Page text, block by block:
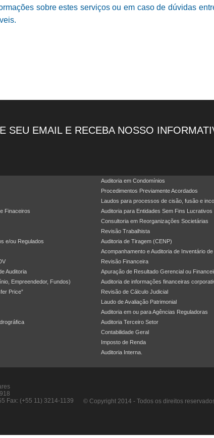
sobre estes serviços ou em caso de dúvidas
SEU EMAIL E RECEBA NOSSO
Auditoria em Condomínios
Procedimentos Previamente Acordados
Laudos para processos de cisão, fusão e
Finaceiros
Auditoria para Entidades Sem Fins Lucrativos
Consultoria em Reorganizações Societárias
Revisão Trabalhista
e/ou Regulados
Auditoria de Tiragem (CENP)
Acompanhamento e Auditoria de Inventário
Revisão Financeira
Auditoria
Apuração de Resultado Gerencial ou
Empreendedor, Fundos)
Auditoria de informações financeiras
Price”
Revisão de Cálculo Judicial
Laudo de Avaliação Patrimonial
Auditoria em ou para Agências Reguladoras
Auditoria Terceiro Setor
Contabilidade Geral
Imposto de Renda
Auditoria Interna.
Fax: (+55 11) 3214-1139
© Copyright 2014 - Todos os direitos